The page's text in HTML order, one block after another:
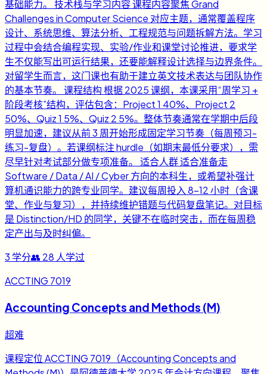
基础能力。 技术栈与学习内容 课程内容聚焦 Grand
Challenges in Computer Science 对应主题，通常覆盖程序
设计、系统思维、算法分析、工程规范与问题拆解方法。学习
过程中会结合编程实现、实验/作业和课堂讨论推进，要求学
生不仅能写出可运行结果，还要能解释设计选择与边界条件。
对留学生而言，这门课也有助于建立英文技术表达与团队协作
的基本节奏。 课程结构 根据 2025 课纲，本课采用“周学习 +
阶段考核”结构，评估包含：Project 1 40%、Project 2
50%、Quiz 1 5%、Quiz 2 5%。整体节奏通常在学期中后段
明显加速，建议从前 3 周开始形成固定学习节奏（每周预习-
练习-复盘）。若课纲标注 hurdle（如期末最低分要求），需
尽早针对考试部分做专项准备。 适合人群 适合准备走
Software / Data / AI / Cyber 方向的本科生，或希望补强计
算机通识能力的跨专业同学。建议每周投入 8-12 小时（含课
堂、作业与复习），并持续维护错题与代码复盘笔记。对目标
是 Distinction/HD 的同学，关键不在临时突击，而在每周稳
定产出与及时纠偏。
3 学分👥 28 人学过
ACCTING 7019
Accounting Concepts and Methods (M)
超难
课程定位 ACCTING 7019（Accounting Concepts and